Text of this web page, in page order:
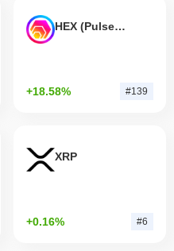
HEX (Pulsechain)
+18.58% #139
XRP
+0.16% #6